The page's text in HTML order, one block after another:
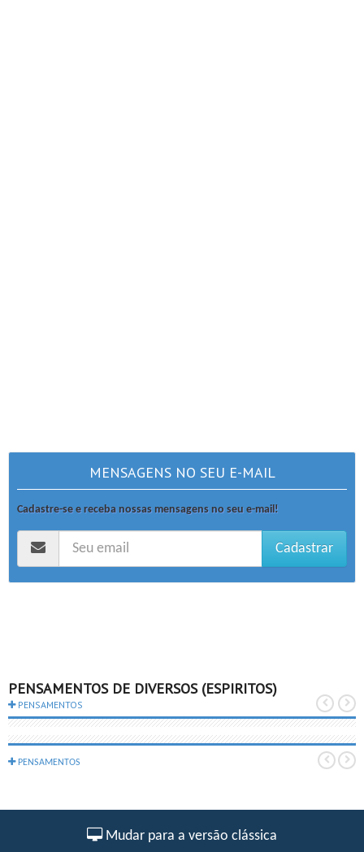
MENSAGENS NO SEU E-MAIL
Cadastre-se e receba nossas mensagens no seu e-mail!
Cadastrar
PENSAMENTOS DE DIVERSOS (ESPIRITOS)
PENSAMENTOS
PENSAMENTOS
Mudar para a versão clássica